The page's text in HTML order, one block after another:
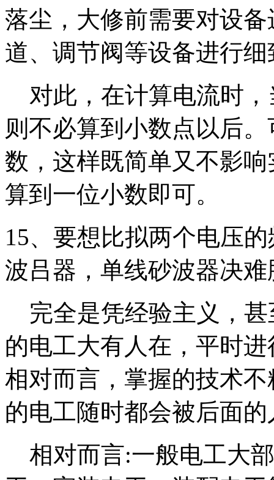
落尘，大修前需要对设
道、调节阀等设备进行
对此，在计算电流时，
则不必算到小数点以后
数，这样既简单又不影
算到一位小数即可。
15、要想比拟两个电压
波吕器，单线砂波器决
完全是凭经验主义，甚
的电工大有人在，平时
相对而言，掌握的技术
的电工随时都会被后面
相对而言:一般电工大